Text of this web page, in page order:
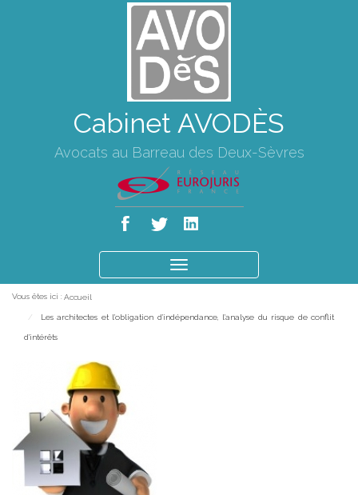
Cabinet AVODÈS
Avocats au Barreau des Deux-Sèvres
le
Vous êtes ici : Accueil
Les architectes et l'obligation d'indépendance, l'analyse du risque de conflit
d'intérêts